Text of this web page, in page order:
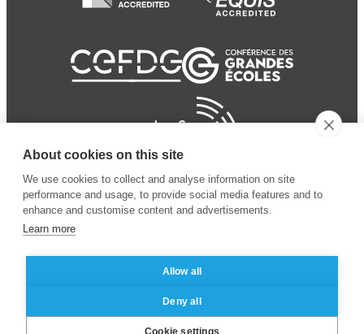
Business School
Mentions légales
des données personnelles
About cookies on this site
We use cookies to collect and analyse information on site
performance and usage, to provide social media features and to
enhance and customise content and advertisements.
Learn more
Allow all
Deny all
Cookie settings